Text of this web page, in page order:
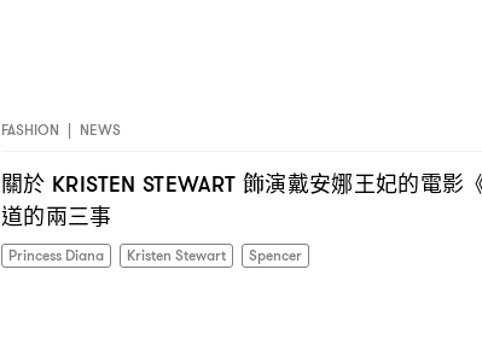
FASHION NEWS
關於 KRISTEN STEWART 飾演戴安娜王妃的電影
道的兩三事
Princess Diana Kristen Stewart Spencer